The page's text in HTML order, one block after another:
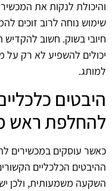
והיכולת לנקות את
שימוש נוחה לרוב זוכים
חיובי בשוק. חשוב
יכולים להשפיע לא רק על
למותג.
היבטים
להחלפת ראש
כאשר עוסקים במכשירים
ההיבטים הכלכליים
השקעה משמעותית, ולכן